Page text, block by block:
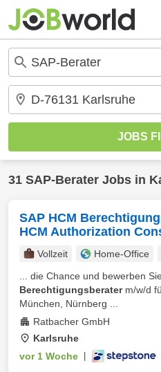
31 SAP-Berater Jobs in
SAP HCM
HCM Authorization
Vollzeit Home-Office
... die Chance und bewerben
Berechtigungsberaterm/w/d
München, Nürnberg ...
Ratbacher GmbH
Karlsruhe
vor 1 Woche